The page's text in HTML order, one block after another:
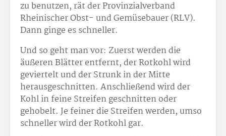
zu benutzen, rät der Provinzialverband
Rheinischer Obst- und Gemüsebauer (RLV).
Dann ginge es schneller.
Und so geht man vor: Zuerst werden die
äußeren Blätter entfernt, der Rotkohl wird
geviertelt und der Strunk in der Mitte
herausgeschnitten. Anschließend wird der
Kohl in feine Streifen geschnitten oder
gehobelt. Je feiner die Streifen werden, umso
schneller wird der Rotkohl gar.